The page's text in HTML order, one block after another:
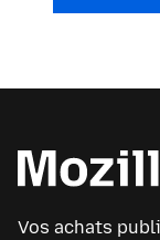
Vos achats